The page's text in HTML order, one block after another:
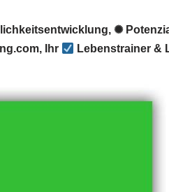
✺
Ihr
Lebenstrainer &